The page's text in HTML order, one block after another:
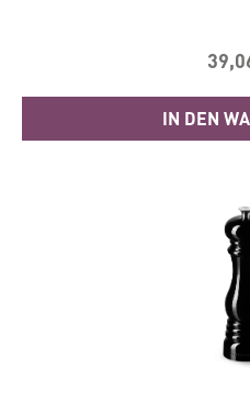
ganzen Welt aus den
können, die Sie von Le
ABS-KunststoffLänge:
20.8 cm Hergestellt in
IN DEN